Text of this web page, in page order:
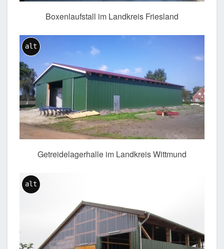
Boxenlaufstall im Landkreis Friesland
alt
Getreidelagerhalle im Landkreis Wittmund
alt